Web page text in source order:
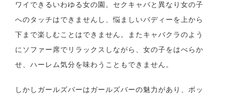
ワイできるいわゆる女の園。セクキャバと異なり女の子
へのタッチはできませんし、悩ましいバディーを上から
下まで楽しむことはできません。またキャバクラのよう
にソファー席でリラックスしながら、女の子をはべらか
せ、ハーレム気分を味わうこともできません。
しかしガールズバーはガールズバーの魅力があり、ボッ